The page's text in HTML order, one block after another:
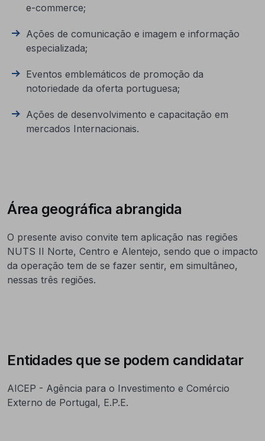
e-commerce;
Ações de comunicação e imagem e informação
especializada;
Eventos emblemáticos de promoção da
notoriedade da oferta portuguesa;
Ações de desenvolvimento e capacitação em
mercados Internacionais.
Área geográfica abrangida
O presente aviso convite tem aplicação nas regiões
NUTS II Norte, Centro e Alentejo, sendo que o impacto
da operação tem de se fazer sentir, em simultâneo,
nessas três regiões.
Entidades que se podem candidatar
AICEP - Agência para o Investimento e Comércio
Externo de Portugal, E.P.E.